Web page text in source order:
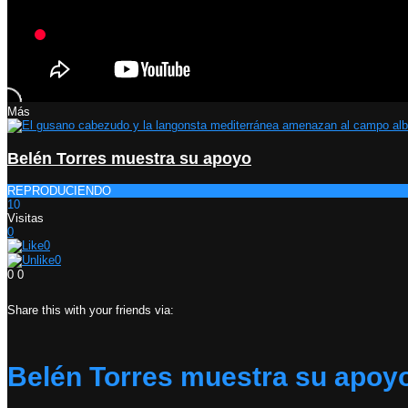
Más
Belén Torres muestra su apoyo
REPRODUCIENDO
10
Visitas
0
0
0
0 0
Share this with your friends via:
Belén Torres muestra su